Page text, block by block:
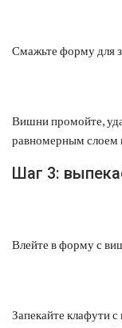
Смажьте форму для
Вишни промойте,
равномерным слоем
Шаг 3:
Влейте в форму с
Запекайте клафути